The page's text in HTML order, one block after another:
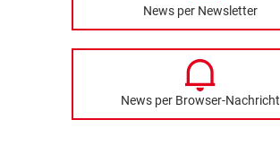
News per Newsletter
News per Browser-Nachricht